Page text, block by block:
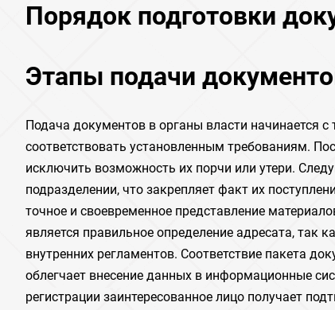
Порядок подготовки
Этапы подачи
Подача документов в органы власти начинается
соответствовать установленным требованиям.
исключить возможность их порчи или утери.
подразделении, что закрепляет факт их
точное и своевременное представление
является правильное определение адресата, так
внутренних регламентов. Соответствие пакета
облегчает внесение данных в информационные
регистрации заинтересованное лицо получает